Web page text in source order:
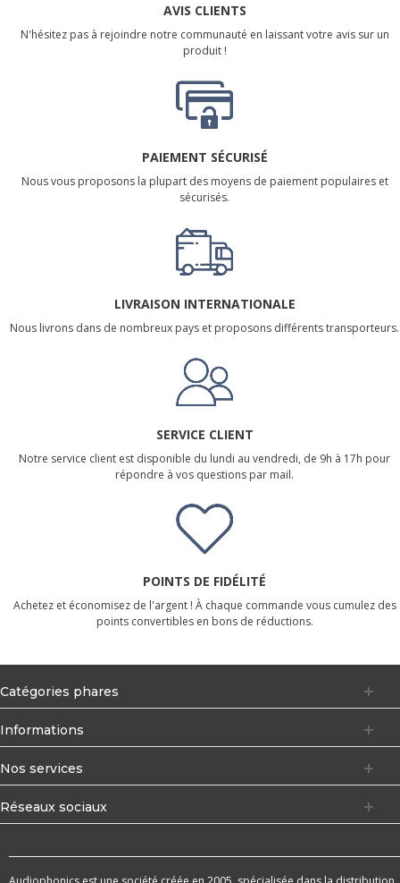
AVIS CLIENTS
N'hésitez pas à rejoindre notre communauté en laissant votre avis sur un
produit !
PAIEMENT SÉCURISÉ
Nous vous proposons la plupart des moyens de paiement populaires et
sécurisés.
LIVRAISON INTERNATIONALE
Nous livrons dans de nombreux pays et proposons différents transporteurs.
SERVICE CLIENT
Notre service client est disponible du lundi au vendredi, de 9h à 17h pour
répondre à vos questions par mail.
POINTS DE FIDÉLITÉ
Achetez et économisez de l'argent ! À chaque commande vous cumulez des
points convertibles en bons de réductions.
Catégories phares
Informations
Nos services
Réseaux sociaux